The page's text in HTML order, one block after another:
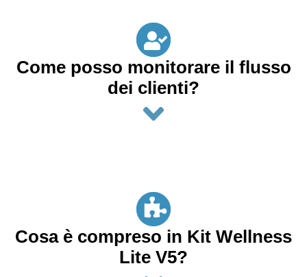
Come posso monitorare il flusso
dei clienti?
Cosa è compreso in Kit Wellness
Lite V5?